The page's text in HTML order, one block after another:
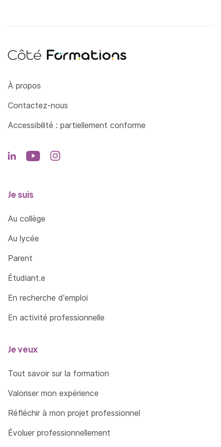
Côté Formations
À propos
Contactez-nous
Accessibilité : partiellement conforme
Je suis
Au collège
Au lycée
Parent
Étudiant.e
En recherche d'emploi
En activité professionnelle
Je veux
Tout savoir sur la formation
Valoriser mon expérience
Réfléchir à mon projet professionnel
Évoluer professionnellement